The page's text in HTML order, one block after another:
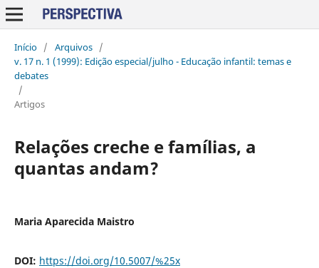
Início / Arquivos /
v. 17 n. 1 (1999): Edição especial/julho - Educação infantil: temas e
debates
/
Artigos
Relações creche e famílias, a
quantas andam?
Maria Aparecida Maistro
DOI: https://doi.org/10.5007/%25x